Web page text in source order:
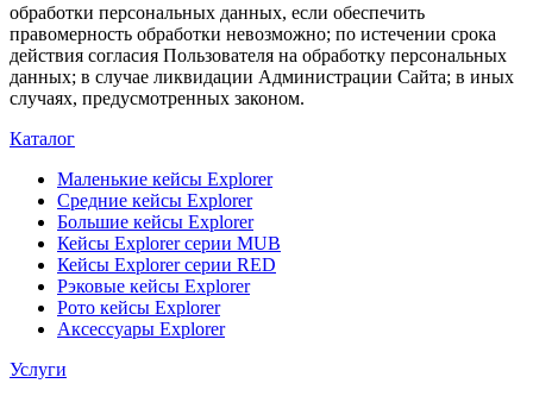
обработки персональных данных, если обеспечить
правомерность обработки невозможно; по истечении срока
действия согласия Пользователя на обработку персональных
данных; в случае ликвидации Администрации Сайта; в иных
случаях, предусмотренных законом.
Каталог
Маленькие кейсы Explorer
Средние кейсы Explorer
Большие кейсы Explorer
Кейсы Explorer серии MUB
Кейсы Explorer серии RED
Рэковые кейсы Explorer
Рото кейсы Explorer
Аксессуары Explorer
Услуги